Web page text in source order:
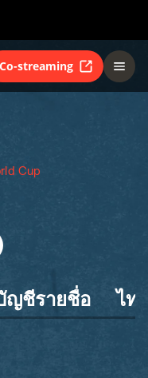
Co-streaming
Cup
ญชีรายชื่อ ไท